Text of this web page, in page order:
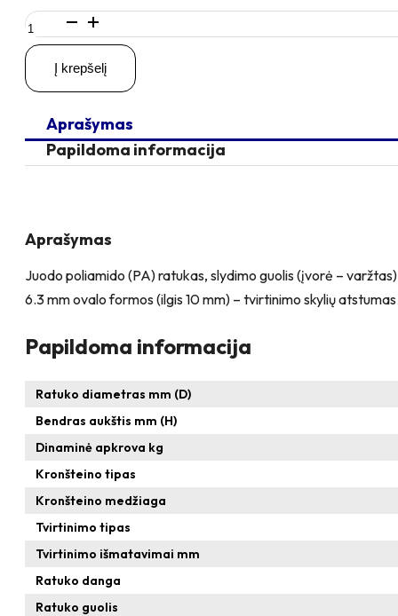
produkto
kiekis:
D50
50KG
ratukas
su
plokštele
Į krepšelį
Aprašymas
Papildoma informacija
Aprašymas
Juodo poliamido (PA) ratukas, slydimo guolis (įvorė –
6.3 mm ovalo formos (ilgis 10 mm) – tvirtinimo skylių
Papildoma informacija
Ratuko diametras mm (D)
Bendras aukštis mm (H)
Dinaminė apkrova kg
Kronšteino tipas
Kronšteino medžiaga
Tvirtinimo tipas
Tvirtinimo išmatavimai mm
Ratuko danga
Ratuko guolis